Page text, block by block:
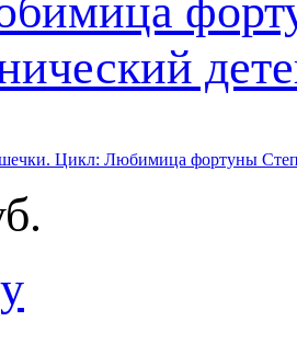
Цикл: Любимица фортуны